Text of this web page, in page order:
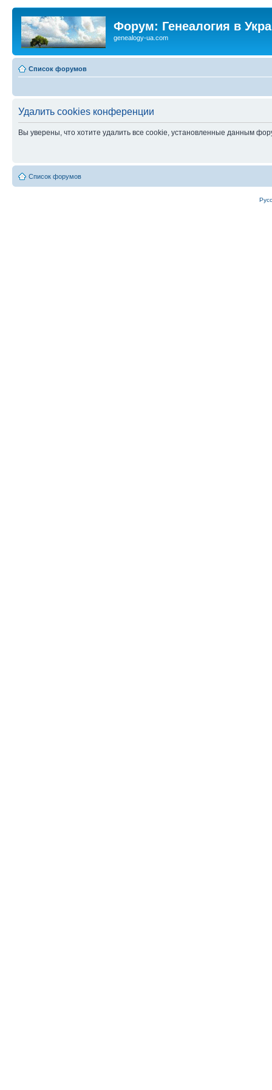
Форум: Генеалогия в
genealogy-ua.com
Список форумов
Удалить cookies конференции
Вы уверены, что хотите удалить все cookie, установленные данным
Список форумов